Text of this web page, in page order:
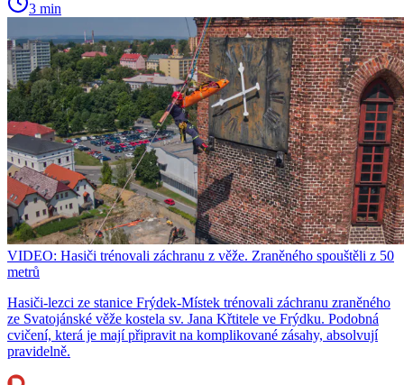
3 min
VIDEO: Hasiči trénovali záchranu z věže. Zraněného spouštěli z 50
metrů
Hasiči-lezci ze stanice Frýdek-Místek trénovali záchranu zraněného
ze Svatojánské věže kostela sv. Jana Křtitele ve Frýdku. Podobná
cvičení, která je mají připravit na komplikované zásahy, absolvují
pravidelně.